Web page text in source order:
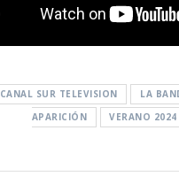
CANAL SUR TELEVISION LA
APARICIÓN
VERANO 2024